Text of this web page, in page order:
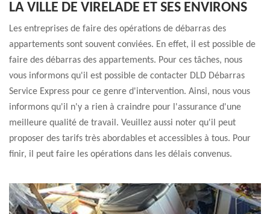
LA VILLE DE VIRELADE ET SES ENVIRONS
Les entreprises de faire des opérations de débarras des
appartements sont souvent conviées. En effet, il est possible de
faire des débarras des appartements. Pour ces tâches, nous
vous informons qu'il est possible de contacter DLD Débarras
Service Express pour ce genre d'intervention. Ainsi, nous vous
informons qu'il n'y a rien à craindre pour l'assurance d'une
meilleure qualité de travail. Veuillez aussi noter qu'il peut
proposer des tarifs très abordables et accessibles à tous. Pour
finir, il peut faire les opérations dans les délais convenus.